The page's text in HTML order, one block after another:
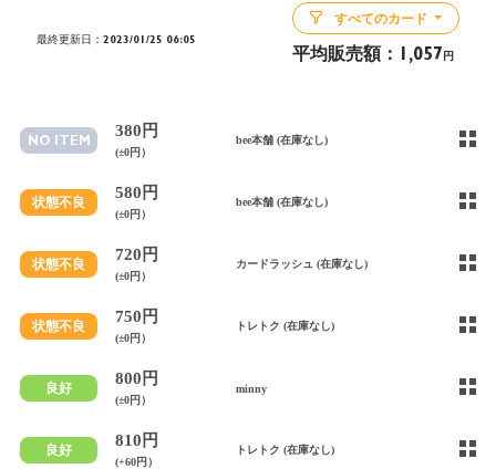
最終更新日：2023/01/25 06:05
すべてのカード
平均販売額： 1,057 円
NO ITEM
380円
(±0円）
bee本舗 (在庫なし)
状態不良
580円
(±0円）
bee本舗 (在庫なし)
状態不良
720円
(±0円）
カードラッシュ (在庫なし)
状態不良
750円
(±0円）
トレトク (在庫なし)
良好
800円
(±0円）
minny
良好
810円
(+60円）
トレトク (在庫なし)